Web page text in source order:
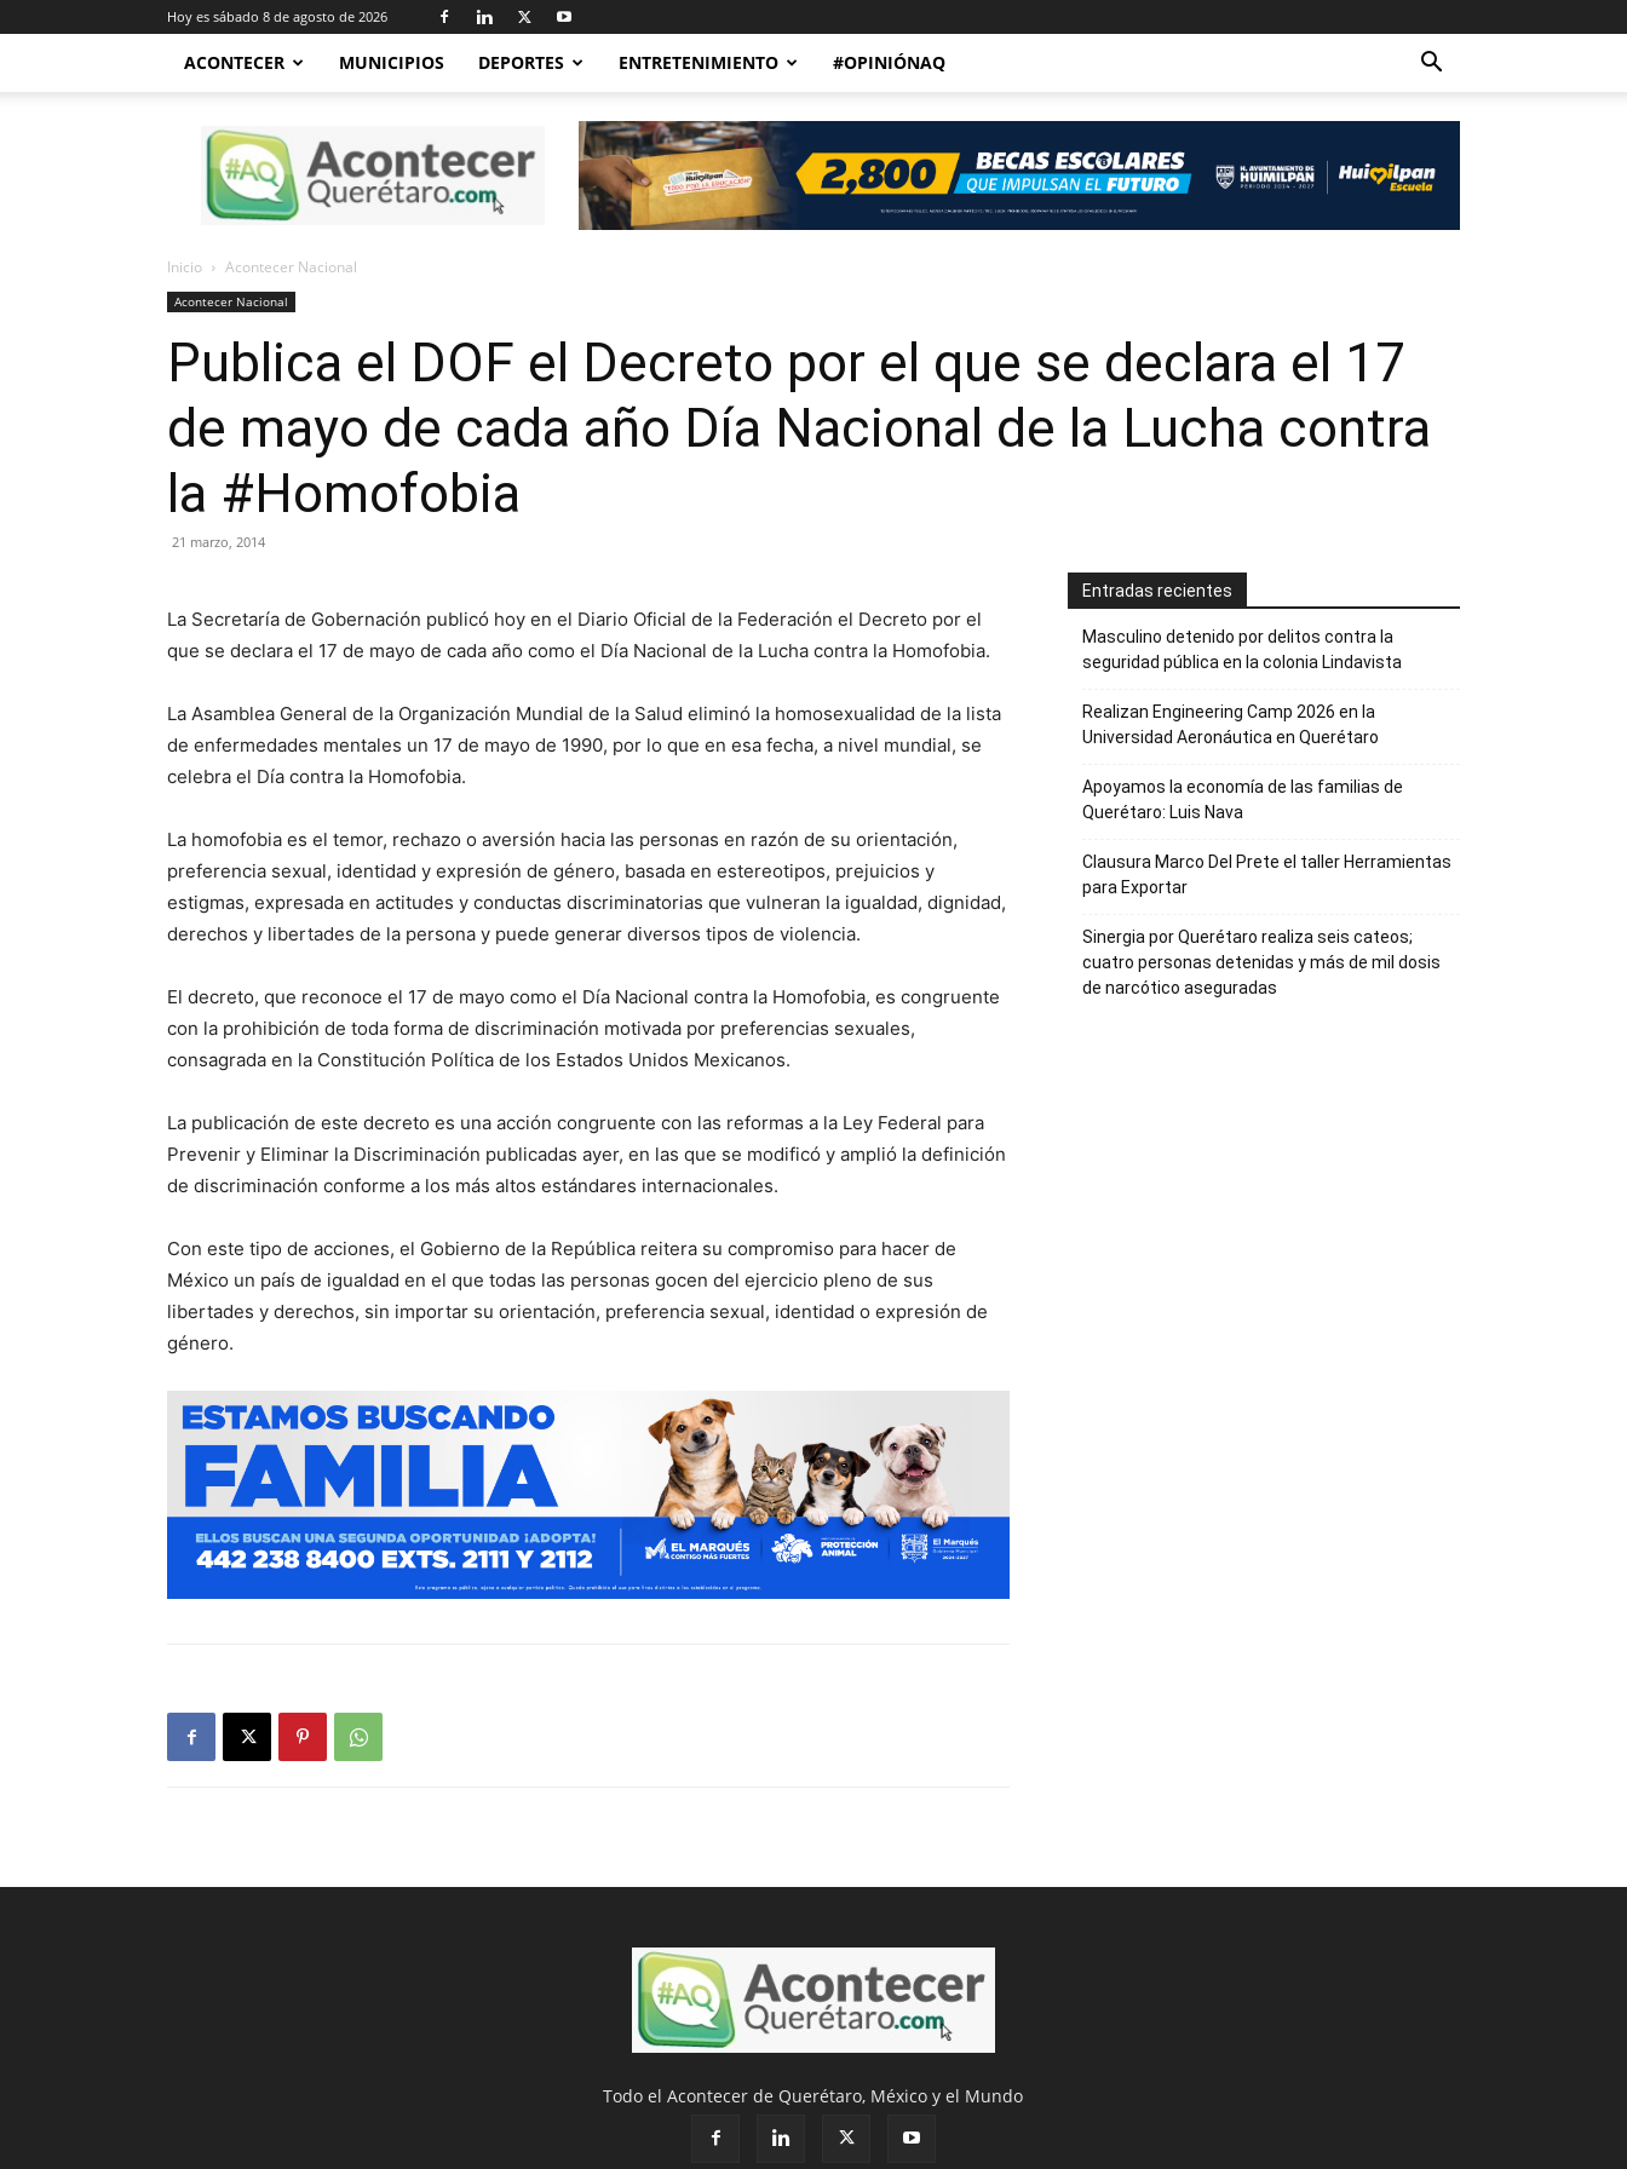
Hoy es sábado 8 de agosto de 2026
ACONTECER MUNICIPIOS DEPORTES ENTRETENIMIENTO #OPINIÓNAQ
Acontecer
Querétaro
Inicio Acontecer Nacional
Acontecer Nacional
Publica el DOF el Decreto por el que se declara el 17
de mayo de cada año Día Nacional de la Lucha contra
la #Homofobia
21 marzo, 2014
La Secretaría de Gobernación publicó hoy en el Diario Oficial de la Federación el Decreto por el
que se declara el 17 de mayo de cada año como el Día Nacional de la Lucha contra la Homofobia.
La Asamblea General de la Organización Mundial de la Salud eliminó la homosexualidad de la lista
de enfermedades mentales un 17 de mayo de 1990, por lo que en esa fecha, a nivel mundial, se
celebra el Día contra la Homofobia.
La homofobia es el temor, rechazo o aversión hacia las personas en razón de su orientación,
preferencia sexual, identidad y expresión de género, basada en estereotipos, prejuicios y
estigmas, expresada en actitudes y conductas discriminatorias que vulneran la igualdad, dignidad,
derechos y libertades de la persona y puede generar diversos tipos de violencia.
El decreto, que reconoce el 17 de mayo como el Día Nacional contra la Homofobia, es congruente
con la prohibición de toda forma de discriminación motivada por preferencias sexuales,
consagrada en la Constitución Política de los Estados Unidos Mexicanos.
La publicación de este decreto es una acción congruente con las reformas a la Ley Federal para
Prevenir y Eliminar la Discriminación publicadas ayer, en las que se modificó y amplió la definición
de discriminación conforme a los más altos estándares internacionales.
Con este tipo de acciones, el Gobierno de la República reitera su compromiso para hacer de
México un país de igualdad en el que todas las personas gocen del ejercicio pleno de sus
libertades y derechos, sin importar su orientación, preferencia sexual, identidad o expresión de
género.
Entradas recientes
Masculino detenido por delitos contra la
seguridad pública en la colonia Lindavista
Realizan Engineering Camp 2026 en la
Universidad Aeronáutica en Querétaro
Apoyamos la economía de las familias de
Querétaro: Luis Nava
Clausura Marco Del Prete el taller Herramientas
para Exportar
Sinergia por Querétaro realiza seis cateos;
cuatro personas detenidas y más de mil dosis
de narcótico aseguradas
Todo el Acontecer de Querétaro, México y el Mundo